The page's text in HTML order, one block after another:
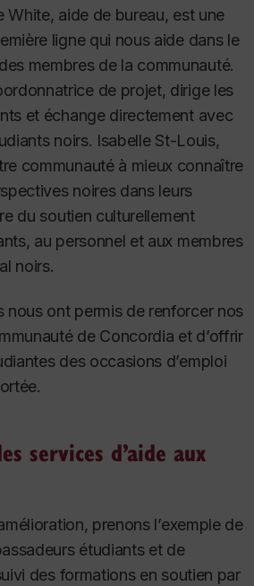
White, aide de bureau, est une
ligne qui nous aide dans le
membres de la communauté.
de projet, dirige les
et échange directement avec
noirs. Isabelle St-Louis,
communauté à mieux connaître
noires dans leurs
du soutien culturellement
au personnel et aux membres
noirs.
nous ont permis de renforcer nos
de Concordia et d’offrir
des occasions d’emploi
services d’aide aux
prenons l’exemple de
étudiants et de
des formations en soutien par